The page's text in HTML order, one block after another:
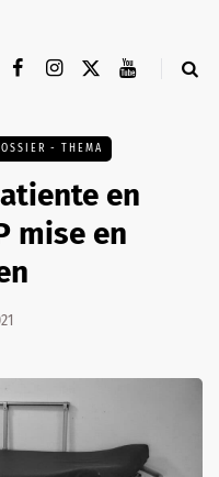
- THEMA
en
mise en